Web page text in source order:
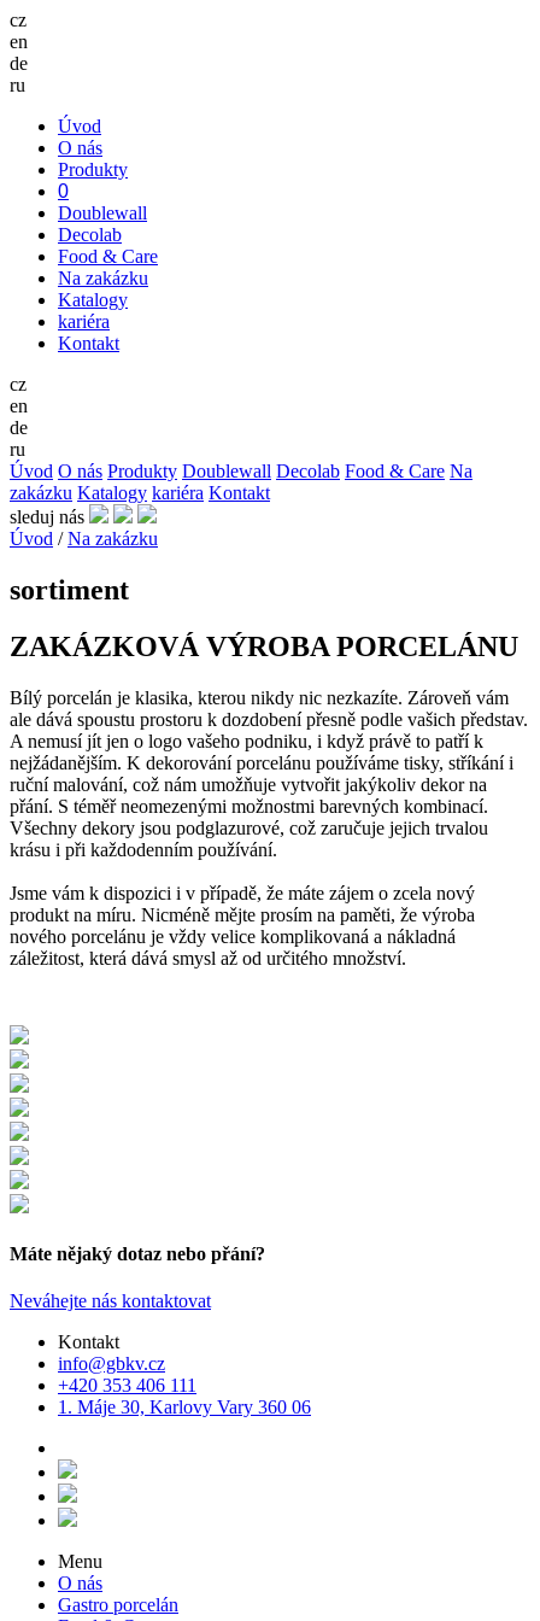
cz
en
de
ru
Úvod
O nás
Produkty
0
Doublewall
Decolab
Food & Care
Na zakázku
Katalogy
kariéra
Kontakt
cz
en
de
ru
Úvod O nás Produkty Doublewall Decolab Food & Care Na
zakázku Katalogy kariéra Kontakt
sleduj nás
Úvod /Na zakázku
sortiment
ZAKÁZKOVÁ VÝROBA PORCELÁNU
Bílý porcelán je klasika, kterou nikdy nic nezkazíte. Zároveň vám
ale dává spoustu prostoru k dozdobení přesně podle vašich představ.
A nemusí jít jen o logo vašeho podniku, i když právě to patří k
nejžádanějším. K dekorování porcelánu používáme tisky, stříkání i
ruční malování, což nám umožňuje vytvořit jakýkoliv dekor na
přání. S téměř neomezenými možnostmi barevných kombinací.
Všechny dekory jsou podglazurové, což zaručuje jejich trvalou
krásu i při každodenním používání.
Jsme vám k dispozici i v případě, že máte zájem o zcela nový
produkt na míru. Nicméně mějte prosím na paměti, že výroba
nového porcelánu je vždy velice komplikovaná a nákladná
záležitost, která dává smysl až od určitého množství.
Máte nějaký dotaz nebo přání?
Neváhejte nás kontaktovat
Kontakt
info@gbkv.cz
+420 353 406 111
1. Máje 30, Karlovy Vary 360 06
Menu
O nás
Gastro porcelán